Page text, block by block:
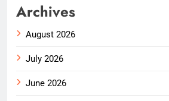
Archives
August 2026
July 2026
June 2026